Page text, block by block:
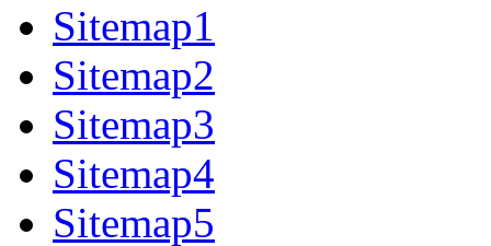
Sitemap1
Sitemap2
Sitemap3
Sitemap4
Sitemap5